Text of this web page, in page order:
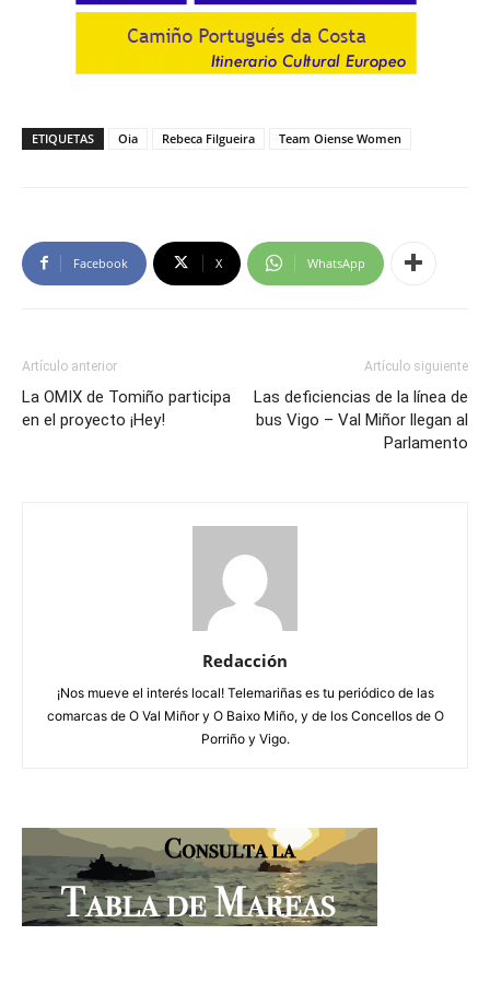
ETIQUETAS Oia Rebeca Filgueira Team Oiense Women
Facebook X WhatsApp
Artículo anterior
La OMIX de Tomiño participa
en el proyecto ¡Hey!
Artículo siguiente
Las deficiencias de la línea de
bus Vigo – Val Miñor llegan al
Parlamento
Redacción
¡Nos mueve el interés local! Telemariñas es tu periódico de las
comarcas de O Val Miñor y O Baixo Miño, y de los Concellos de O
Porriño y Vigo.